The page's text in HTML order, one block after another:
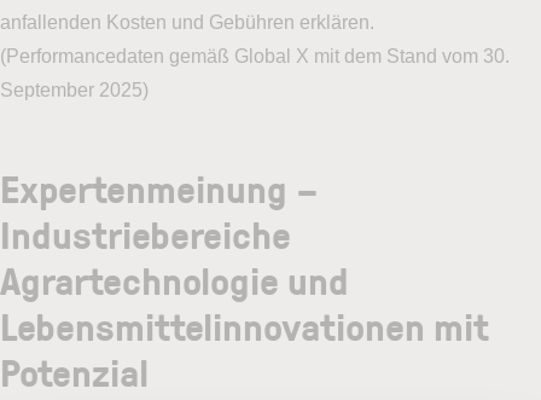
anfallenden Kosten und Gebühren erklären.
(Performancedaten gemäß Global X mit dem Stand vom 30.
September 2025)
Expertenmeinung –
Industriebereiche
Agrartechnologie und
Lebensmittelinnovationen mit
Potenzial